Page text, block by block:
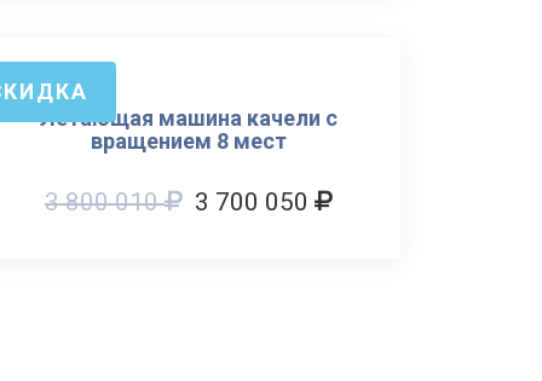
Летающая машина качели с
вращением 8 мест
3 800 010 3 700 050